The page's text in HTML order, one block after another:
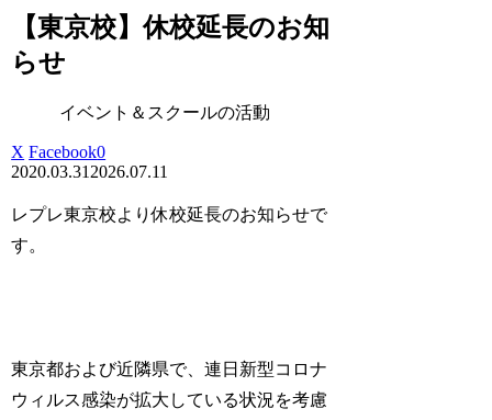
【東京校】休校延長のお知
らせ
イベント＆スクールの活動
X Facebook0
2020.03.31 2026.07.11
レプレ東京校より休校延長のお知らせで
す。
東京都および近隣県で、連日新型コロナ
ウィルス感染が拡大している状況を考慮